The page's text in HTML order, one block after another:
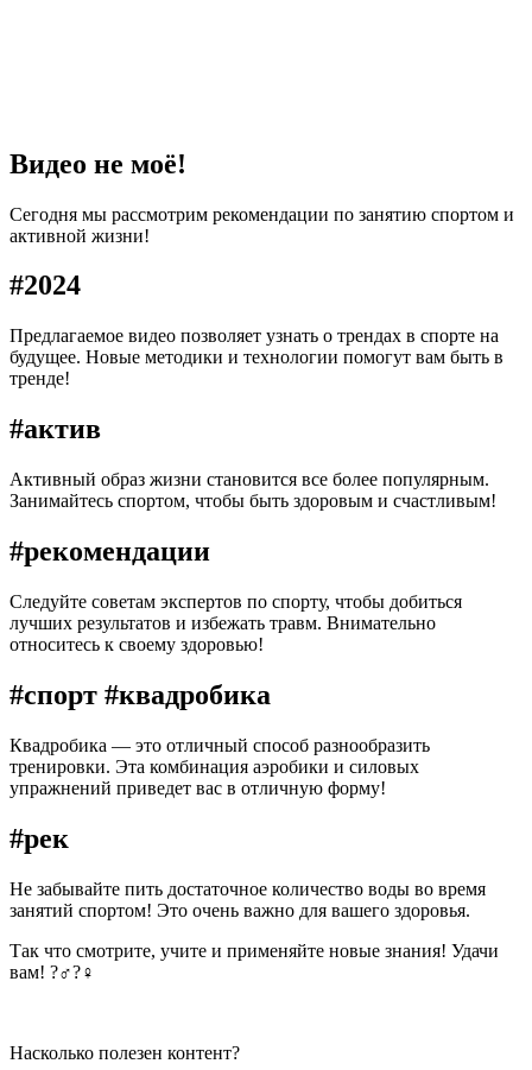
Видео не моё!
Сегодня мы рассмотрим рекомендации по занятию спортом и
активной жизни!
#2024
Предлагаемое видео позволяет узнать о трендах в спорте на
будущее. Новые методики и технологии помогут вам быть в
тренде!
#актив
Активный образ жизни становится все более популярным.
Занимайтесь спортом, чтобы быть здоровым и счастливым!
#рекомендации
Следуйте советам экспертов по спорту, чтобы добиться
лучших результатов и избежать травм. Внимательно
относитесь к своему здоровью!
#спорт #квадробика
Квадробика — это отличный способ разнообразить
тренировки. Эта комбинация аэробики и силовых
упражнений приведет вас в отличную форму!
#рек
Не забывайте пить достаточное количество воды во время
занятий спортом! Это очень важно для вашего здоровья.
Так что смотрите, учите и применяйте новые знания! Удачи
вам! ?️‍♂️?‍♀️
Насколько полезен контент?